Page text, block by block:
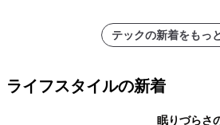
アーティス
メーション
テックの新着をもっ
ライフスタイルの新着
眠りづらさ